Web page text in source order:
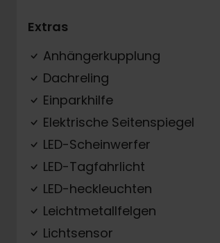
Extras
Anhängerkupplung
Dachreling
Einparkhilfe
Elektrische Seitenspiegel
LED-Scheinwerfer
LED-Tagfahrlicht
LED-heckleuchten
Leichtmetallfelgen
Lichtsensor